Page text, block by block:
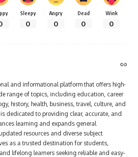
Sleepy
0
Angry
0
Dead
0
Wink
0
and informational platform that offers high-
range of topics, including education, career
history, health, business, travel, culture, and
dedicated to providing clear, accurate, and
learning and expands general
resources and diverse subject
as a trusted destination for students,
lifelong learners seeking reliable and easy-